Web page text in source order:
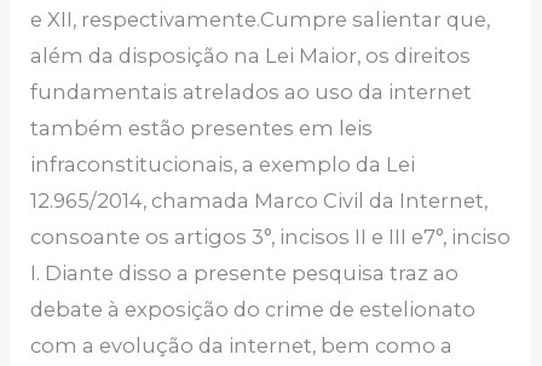
e XII, respectivamente.Cumpre salientar que,
além da disposição na Lei Maior, os direitos
fundamentais atrelados ao uso da internet
também estão presentes em leis
infraconstitucionais, a exemplo da Lei
12.965/2014, chamada Marco Civil da Internet,
consoante os artigos 3°, incisos II e III e7°, inciso
I. Diante disso a presente pesquisa traz ao
debate à exposição do crime de estelionato
com a evolução da internet, bem como a